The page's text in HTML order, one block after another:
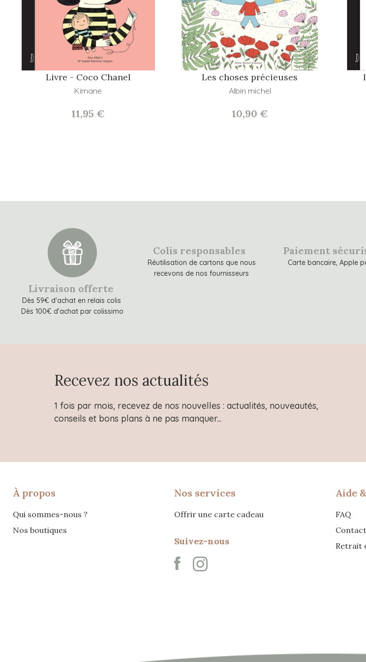
Livre - Coco Chanel
Kimane
11,95 €
Les choses précieuses
Albin michel
10,90 €
Livraison offerte
Dès 59€ d'achat en relais colis
Dès 100€ d'achat par colissimo
Colis responsables
Réutilisation de cartons que nous
recevons de nos fournisseurs
Paiement
Carte bancaire, Apple
Recevez nos actualités
1 fois par mois, recevez de nos nouvelles : actualités, nouveautés,
conseils et bons plans à ne pas manquer...
À propos
Qui sommes-nous ?
Nos boutiques
Nos services
Offrir une carte cadeau
Suivez-nous
Aide
FAQ
Retrait